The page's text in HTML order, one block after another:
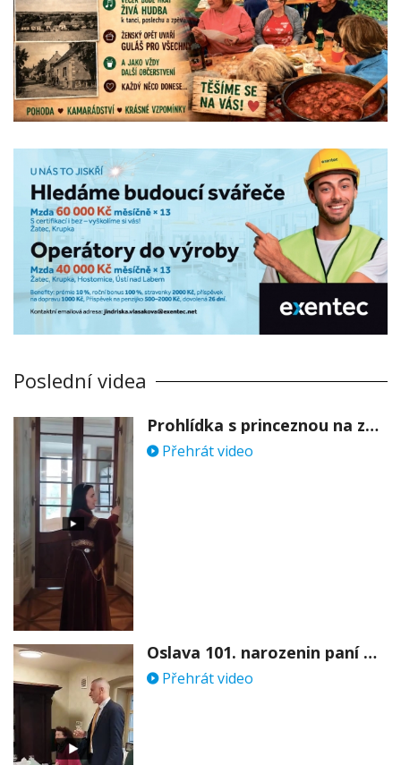
Poslední videa
Prohlídka s princeznou na zámku Stekník
Přehrát video
Oslava 101. narozenin paní Věry Skořepové
Přehrát video